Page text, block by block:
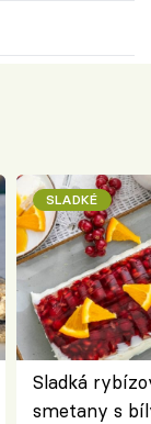
SLADKÉ
Sladká
smetany s